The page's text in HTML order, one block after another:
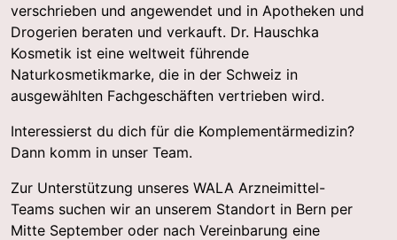
verschrieben und angewendet und in Apotheken und
Drogerien beraten und verkauft. Dr. Hauschka
Kosmetik ist eine weltweit führende
Naturkosmetikmarke, die in der Schweiz in
ausgewählten Fachgeschäften vertrieben wird.
Interessierst du dich für die Komplementärmedizin?
Dann komm in unser Team.
Zur Unterstützung unseres WALA Arzneimittel-
Teams suchen wir an unserem Standort in Bern per
Mitte September oder nach Vereinbarung eine